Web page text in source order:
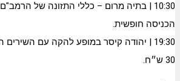
10:30 | בתיה מרום – כללי התזונה של
הכניסה חופשית.
19:30 | יהודה קיסר במופע להקה עם
30 ש״ח.